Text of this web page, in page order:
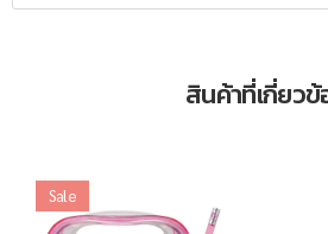
สินค้าที่เกี่ยวข้
Sale